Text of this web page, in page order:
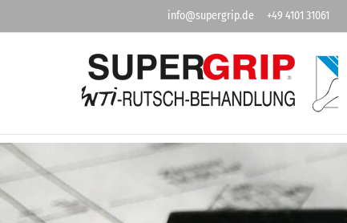
info@supergrip.de +49 4101 31061